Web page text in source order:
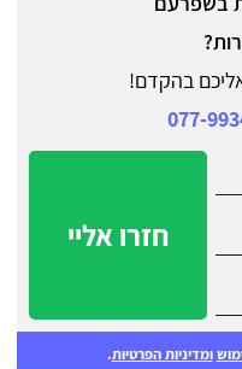
אליכם בהקדם!
077-
חזרו אליי
ומדיניות הפרטיות.